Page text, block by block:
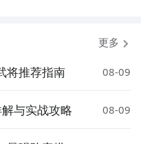
更多
将推荐指南 08-09
与实战攻略 08-09